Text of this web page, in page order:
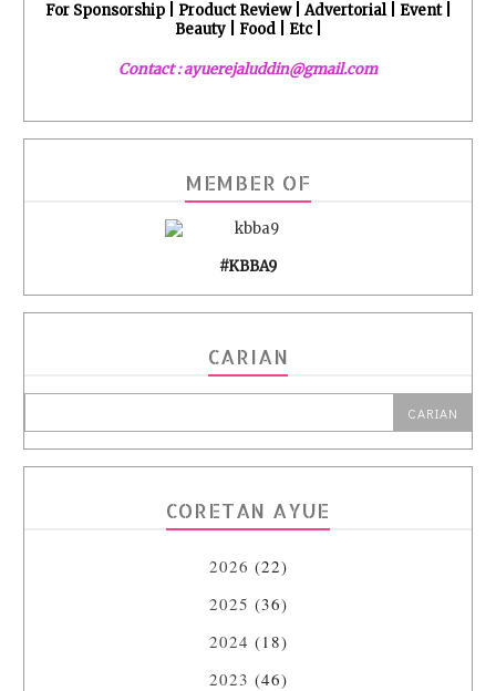
For Sponsorship | Product Review | Advertorial | Event |
Beauty | Food | Etc |
Contact : ayuerejaluddin@gmail.com
MEMBER OF
#KBBA9
CARIAN
CORETAN AYUE
2026 (22)
2025 (36)
2024 (18)
2023 (46)